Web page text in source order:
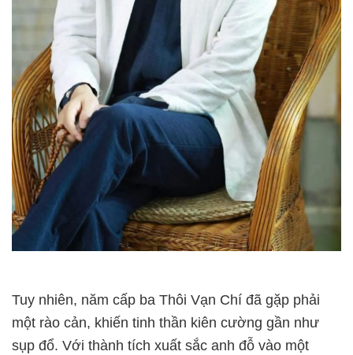
Tuy nhiên, năm cấp ba Thôi Vạn Chí đã gặp phải
một rào cản, khiến tinh thần kiên cường gần như
sụp đổ. Với thành tích xuất sắc anh đỗ vào một